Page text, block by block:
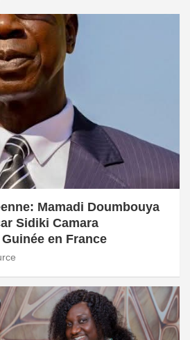
Mamadi Doumbouya
Sidiki Camara
en France